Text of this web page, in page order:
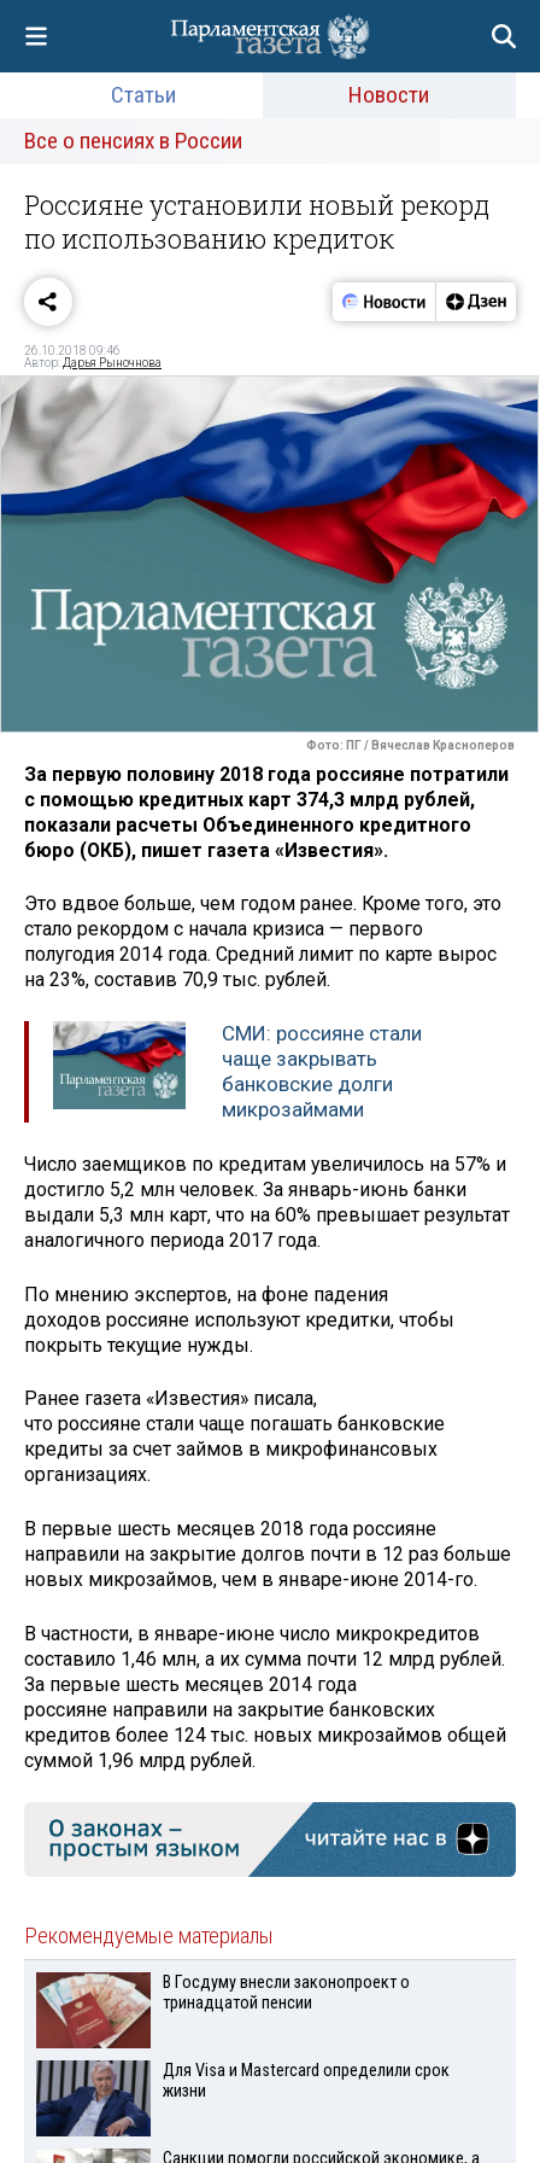
Статьи
Новости
Все о пенсиях в России
Россияне установили новый рекорд
по использованию кредиток
26.10.2018 09:46
Автор: Дарья Рыночнова
Фото: ПГ / Вячеслав Красноперов
За первую половину 2018 года россияне потратили
с помощью кредитных карт 374,3 млрд рублей,
показали расчеты Объединенного кредитного
бюро (ОКБ), пишет газета «Известия».
Это вдвое больше, чем годом ранее. Кроме того, это
стало рекордом с начала кризиса — первого
полугодия 2014 года. Средний лимит по карте вырос
на 23%, составив 70,9 тыс. рублей.
СМИ: россияне стали
чаще закрывать
банковские долги
микрозаймами
Число заемщиков по кредитам увеличилось на 57% и
достигло 5,2 млн человек. За январь-июнь банки
выдали 5,3 млн карт, что на 60% превышает результат
аналогичного периода 2017 года.
По мнению экспертов, на фоне падения
доходов россияне используют кредитки, чтобы
покрыть текущие нужды.
Ранее газета «Известия» писала,
что россияне стали чаще погашать банковские
кредиты за счет займов в микрофинансовых
организациях.
В первые шесть месяцев 2018 года россияне
направили на закрытие долгов почти в 12 раз больше
новых микрозаймов, чем в январе-июне 2014-го.
В частности, в январе-июне число микрокредитов
составило 1,46 млн, а их сумма почти 12 млрд рублей.
За первые шесть месяцев 2014 года
россияне направили на закрытие банковских
кредитов более 124 тыс. новых микрозаймов общей
суммой 1,96 млрд рублей.
Рекомендуемые материалы
В Госдуму внесли законопроект о
тринадцатой пенсии
Для Visа и Mastercard определили срок
жизни
Санкции помогли российской экономике, а